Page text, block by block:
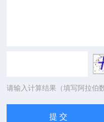
请输入计算结果（填写阿拉伯